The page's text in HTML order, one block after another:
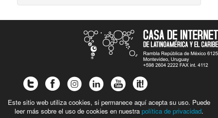
Este sitio web utiliza cookies, si permanece aquí acepta su uso. Puede
leer más sobre el uso de cookies en nuestra política de privacidad.